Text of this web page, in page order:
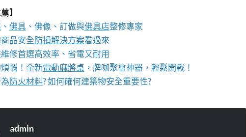
】
、 佛具、佛像、訂做與佛具店整修專家
品安全防損解決方案看過來
修首選高效率、省電又耐用
惱！全新電動麻將桌 ，牌咖聚會神器，輕鬆開戰！
防火材料? 如何確何建築物安全重要性?
admin